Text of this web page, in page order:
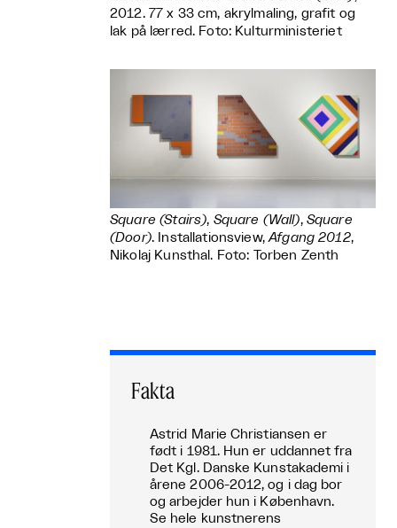
2012. 77 x 33 cm, akrylmaling, grafit og
lak på lærred. Foto: Kulturministeriet
Square (Stairs), Square (Wall), Square
(Door). Installationsview,Afgang 2012,
Nikolaj Kunsthal. Foto: Torben Zenth
Fakta
Astrid Marie Christiansen er
født i 1981. Hun er uddannet fra
Det Kgl. Danske Kunstakademi i
årene 2006-2012, og i dag bor
og arbejder hun i København.
Se hele kunstnerens